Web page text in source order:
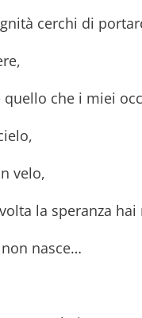
cerchi di
quello che i miei
velo,
la speranza
non nasce…